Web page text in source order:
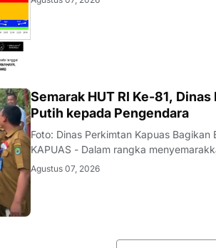
Semarak HUT RI Ke-81,
Putih kepada Pengendara
Foto: Dinas Perkimtan Kapuas
KAPUAS - Dalam rangka
Indonesia, Dinas Perumahan,
Agustus 07, 2026